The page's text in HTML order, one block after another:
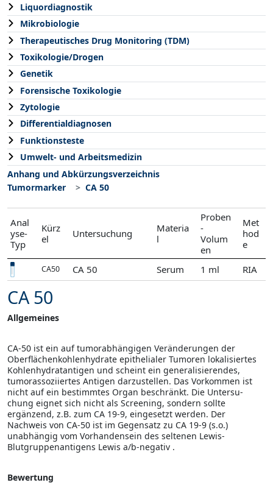
Liquordiagnostik
Mikrobiologie
Therapeutisches Drug Monitoring (TDM)
Toxikologie/Drogen
Genetik
Forensische Toxikologie
Zytologie
Differentialdiagnosen
Funktionsteste
Umwelt- und Arbeitsmedizin
Anhang und Abkürzungsverzeichnis
Tumormarker
CA 50
Anal
yse-
Typ
Kürz
el
Untersuchung
Materia
l
Proben
-
Volum
en
Met
hod
e
CA50 CA 50 Serum 1 ml RIA
CA 50
Allgemeines
CA-50 ist ein auf tumorabhängigen Veränderungen der
Oberflächenkohlenhydrate epithelialer Tu­moren lokalisiertes
Kohlenhydratantigen und scheint ein generalisierendes,
tumorassoziiertes Anti­gen darzustellen. Das Vorkommen ist
nicht auf ein bestimmtes Organ beschränkt. Die Untersu­
chung eignet sich nicht als Screening, sondern sollte
ergänzend, z.B. zum CA 19-9, eingesetzt werden. Der
Nachweis von CA-50 ist im Gegensatz zu CA 19-9 (s.o.)
unabhängig vom Vorhanden­sein des seltenen Lewis-
Blutgruppenantigens Lewis a/b-negativ .
Bewertung